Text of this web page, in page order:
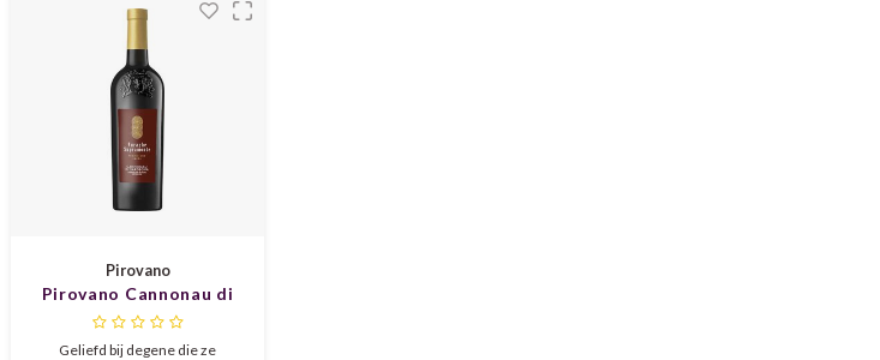
Pirovano
Pirovano Cannonau di
Sardegna 2023
Geliefd bij degene die ze